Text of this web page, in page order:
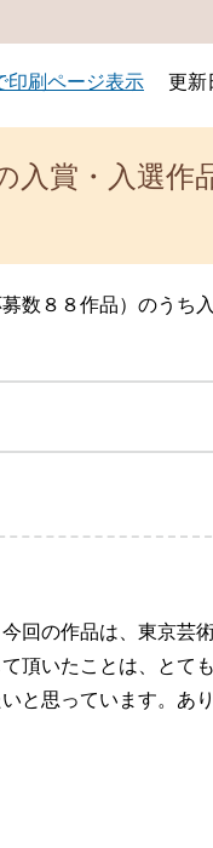
印刷ページ表示 更新
入賞・入選作
８８作品）のうち
回の作品は、東京芸
頂いたことは、とて
と思っています。あ